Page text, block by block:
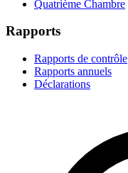
Quatrième Chambre
Rapports
Rapports de contrôle
Rapports annuels
Déclarations